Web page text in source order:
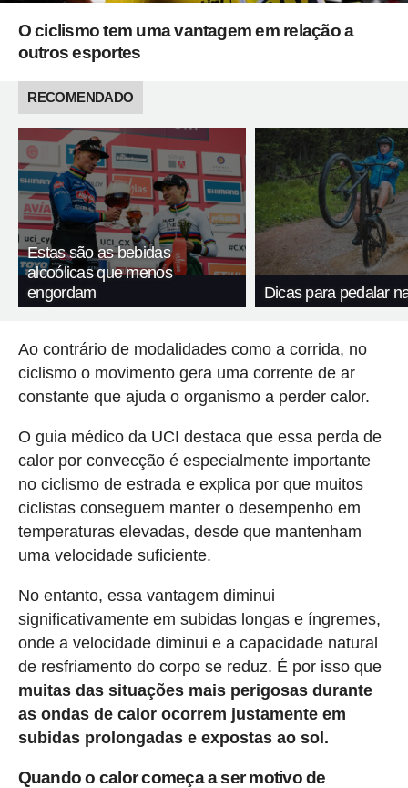
O ciclismo tem uma vantagem em relação a
outros esportes
RECOMENDADO
Estas são as bebidas
alcoólicas que menos
engordam
Dicas para pedalar
Ao contrário de modalidades como a corrida, no
ciclismo o movimento gera uma corrente de ar
constante que ajuda o organismo a perder calor.
O guia médico da UCI destaca que essa perda de
calor por convecção é especialmente importante
no ciclismo de estrada e explica por que muitos
ciclistas conseguem manter o desempenho em
temperaturas elevadas, desde que mantenham
uma velocidade suficiente.
No entanto, essa vantagem diminui
significativamente em subidas longas e íngremes,
onde a velocidade diminui e a capacidade natural
de resfriamento do corpo se reduz. É por isso que
muitas das situações mais perigosas durante
as ondas de calor ocorrem justamente em
subidas prolongadas e expostas ao sol.
Quando o calor começa a ser motivo de